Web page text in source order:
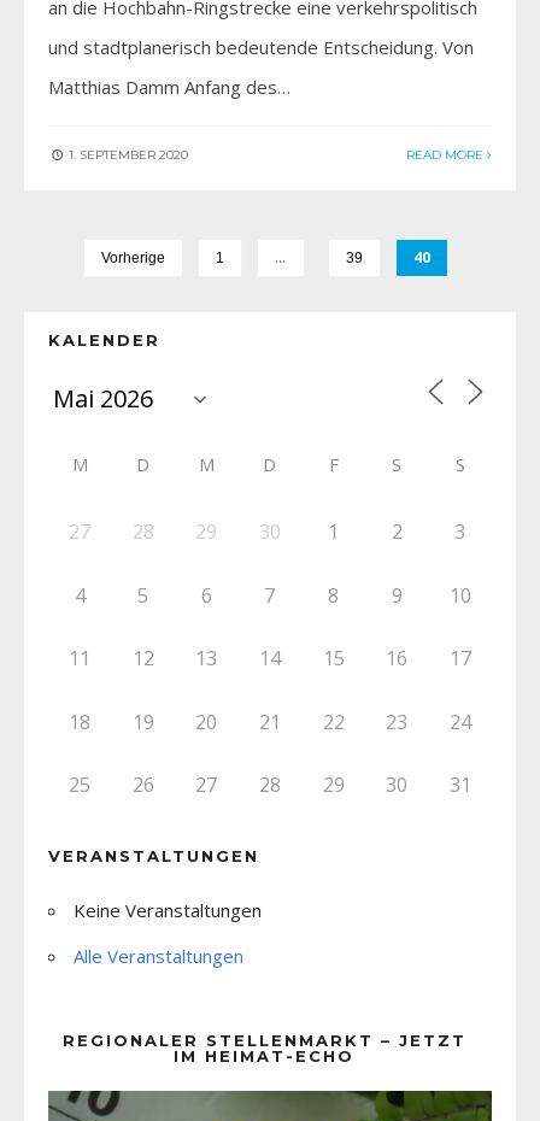
an die Hochbahn-Ringstrecke eine verkehrspolitisch
und stadtplanerisch bedeutende Entscheidung. Von
Matthias Damm Anfang des…
1. SEPTEMBER 2020 READ MORE
Vorherige 1 … 39 40
KALENDER
M D M D F S S
27 28 29 30 1 2 3
4 5 6 7 8 9 10
11 12 13 14 15 16 17
18 19 20 21 22 23 24
25 26 27 28 29 30 31
VERANSTALTUNGEN
Keine Veranstaltungen
Alle Veranstaltungen
REGIONALER STELLENMARKT – JETZT
IM HEIMAT-ECHO